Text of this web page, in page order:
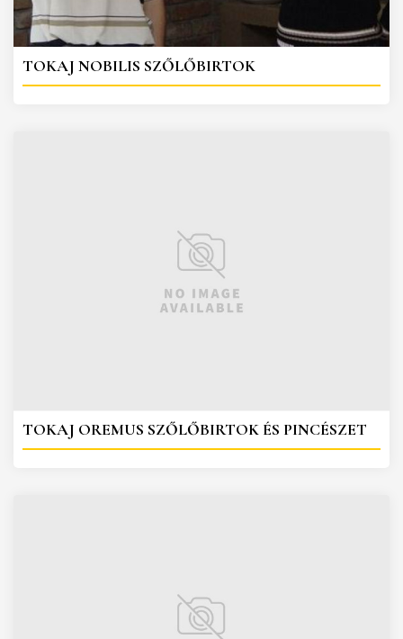
TOKAJ NOBILIS SZŐLŐBIRTOK
TOKAJ OREMUS SZŐLŐBIRTOK ÉS PINCÉSZET